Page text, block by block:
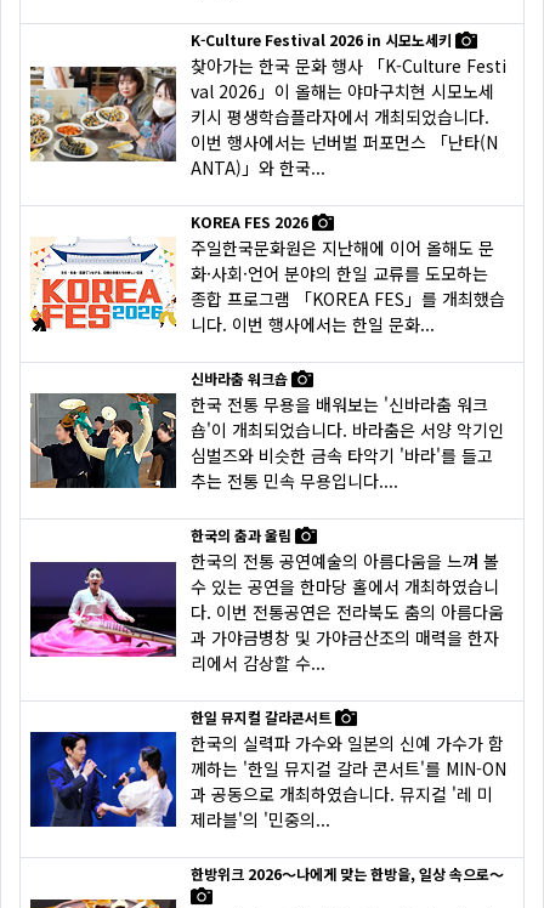
K-Culture Festival 2026 in 시모노세키
찾아가는 한국 문화 행사 「K-Culture Festi
val 2026」이 올해는 야마구치현 시모노세
키시 평생학습플라자에서 개최되었습니다.
이번 행사에서는 넌버벌 퍼포먼스 「난타(N
ANTA)」와 한국...
KOREA FES 2026
주일한국문화원은 지난해에 이어 올해도 문
화·사회·언어 분야의 한일 교류를 도모하는
종합 프로그램 「KOREA FES」를 개최했습
니다. 이번 행사에서는 한일 문화...
신바라춤 워크숍
한국 전통 무용을 배워보는 '신바라춤 워크
숍'이 개최되었습니다. 바라춤은 서양 악기인
심벌즈와 비슷한 금속 타악기 '바라'를 들고
추는 전통 민속 무용입니다....
한국의 춤과 울림
한국의 전통 공연예술의 아름다움을 느껴 볼
수 있는 공연을 한마당 홀에서 개최하였습니
다. 이번 전통공연은 전라북도 춤의 아름다움
과 가야금병창 및 가야금산조의 매력을 한자
리에서 감상할 수...
한일 뮤지컬 갈라콘서트
한국의 실력파 가수와 일본의 신예 가수가 함
께하는 '한일 뮤지컬 갈라 콘서트'를 MIN-ON
과 공동으로 개최하였습니다. 뮤지컬 '레 미
제라블'의 '민중의...
한방위크 2026～나에게 맞는 한방을, 일상 속으로～